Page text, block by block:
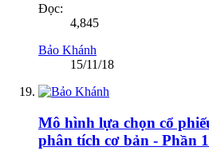
Đọc:
4,845
Bảo Khánh
15/11/18
Mô hình lựa chọn cổ
phân tích cơ bản - Phần 1